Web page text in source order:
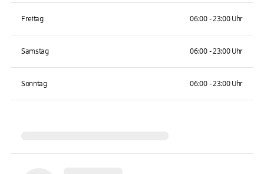
Freitag 06:00 - 23:00 Uhr
Samstag 06:00 - 23:00 Uhr
Sonntag 06:00 - 23:00 Uhr